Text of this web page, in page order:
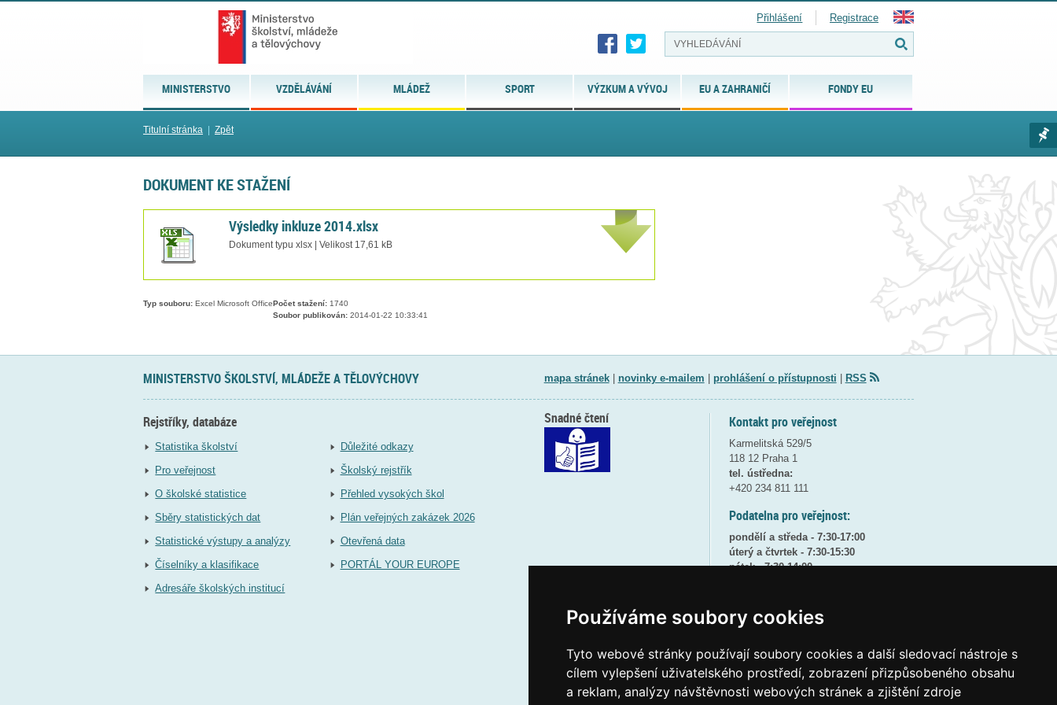
Používáme soubory cookies
Tyto webové stránky používají soubory cookies a další sledovací nástroje s
cílem vylepšení uživatelského prostředí, zobrazení přizpůsobeného obsahu
a reklam, analýzy návštěvnosti webových stránek a zjištění zdroje
MINISTERSTVO VZDĚLÁVÁNÍ MLÁDEŽ SPORT VÝZKUM A VÝVOJ EU A ZAHRANIČÍ FONDY EU
Přihlášení Registrace
Titulní stránka Zpět
DOKUMENT KE STAŽENÍ
Výsledky inkluze 2014.xlsx
Dokument typu xlsx | Velikost 17,61 kB
Typ souboru: Excel Microsoft Office Počet stažení: 1740
Soubor publikován: 2014-01-22 10:33:41
MINISTERSTVO ŠKOLSTVÍ, MLÁDEŽE A TĚLOVÝCHOVY mapa stránek| novinky e-mailem prohlášení o přístupnosti RSS
Rejstříky, databáze
Statistika školství
Pro veřejnost
O školské statistice
Sběry statistických dat
Statistické výstupy a analýzy
Číselníky a klasifikace
Adresáře školských institucí
Důležité odkazy
Školský rejstřík
Přehled vysokých škol
Plán veřejných zakázek 2026
Otevřená data
PORTÁL YOUR EUROPE
Kontakt pro veřejnost
Karmelitská 529/5
118 12 Praha 1
tel. ústředna:
+420 234 811 111
Podatelna pro veřejnost:
pondělí a středa - 7:30-17:00
úterý a čtvrtek - 7:30-15:30
pátek - 7:30-14:00
(více informacíZDE)
posta@msmtgovcz
ID datové schránky: vidaawt
Snadné čtení